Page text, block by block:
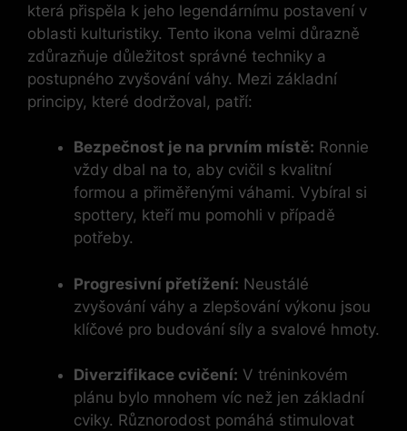
která přispěla k jeho legendárnímu postavení v
oblasti kulturistiky. Tento ikona velmi důrazně
zdůrazňuje důležitost správné techniky a
postupného zvyšování váhy. Mezi základní
principy, které dodržoval, patří:
Bezpečnost je na prvním místě: Ronnie
vždy dbal na to, aby cvičil s kvalitní
formou a přiměřenými váhami. Vybíral si
spottery, kteří mu pomohli v případě
potřeby.
Progresivní přetížení: Neustálé
zvyšování váhy a zlepšování výkonu jsou
klíčové pro budování síly a svalové hmoty.
Diverzifikace cvičení: V tréninkovém
plánu bylo mnohem víc než jen základní
cviky. Různorodost pomáhá stimulovat